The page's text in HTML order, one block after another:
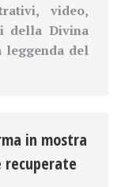
video,
della Divina
del
in mostra